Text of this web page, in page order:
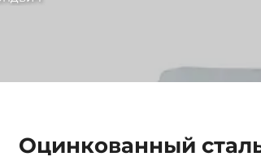
Оцинкованный